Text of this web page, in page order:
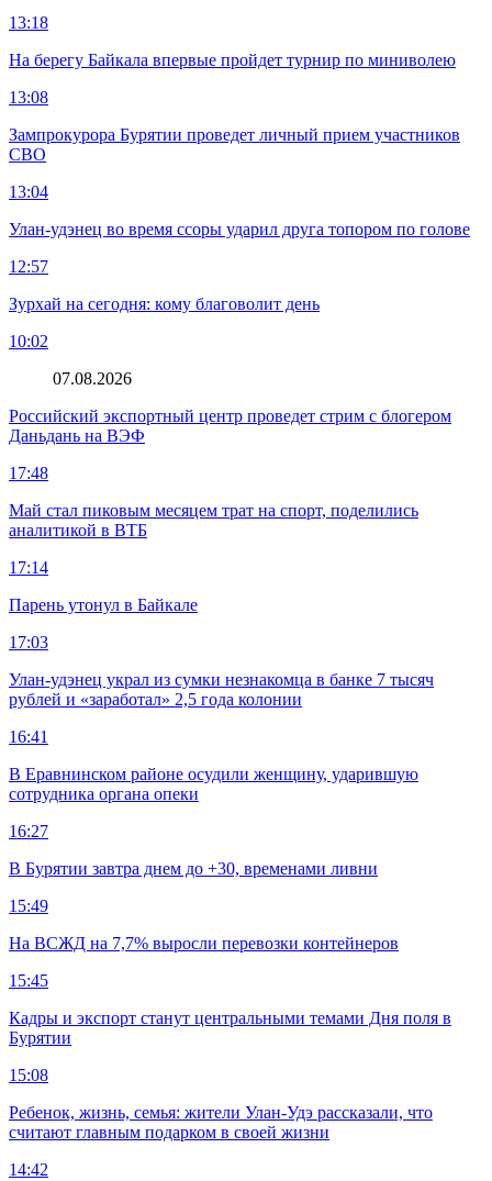
13:18
На берегу Байкала впервые пройдет турнир по миниволею
13:08
Зампрокурора Бурятии проведет личный прием участников
СВО
13:04
Улан-удэнец во время ссоры ударил друга топором по голове
12:57
Зурхай на сегодня: кому благоволит день
10:02
07.08.2026
Российский экспортный центр проведет стрим с блогером
Даньдань на ВЭФ
17:48
Май стал пиковым месяцем трат на спорт, поделились
аналитикой в ВТБ
17:14
Парень утонул в Байкале
17:03
Улан-удэнец украл из сумки незнакомца в банке 7 тысяч
рублей и «заработал» 2,5 года колонии
16:41
В Еравнинском районе осудили женщину, ударившую
сотрудника органа опеки
16:27
В Бурятии завтра днем до +30, временами ливни
15:49
На ВСЖД на 7,7% выросли перевозки контейнеров
15:45
Кадры и экспорт станут центральными темами Дня поля в
Бурятии
15:08
Ребенок, жизнь, семья: жители Улан-Удэ рассказали, что
считают главным подарком в своей жизни
14:42